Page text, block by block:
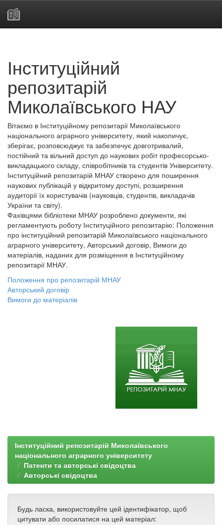
Інституційний
репозитарій
Миколаївського НАУ
Вітаємо в Інституційному репозитарії Миколаївського
національного аграрного університету, який накопичує,
зберігає, розповсюджує та забезпечує довготривалий,
постійний та вільний доступ до наукових робіт професорсько-
викладацького складу, співробітників та студентів Університету.
Інституційний репозитарій МНАУ створено для поширення
наукових публікацій у відкритому доступі, розширення
аудиторії їх користувачів (науковців, студентів, викладачів
України та світу).
Фахівцями бібліотеки МНАУ розроблено документи, які
регламентують роботу Інституційного репозитарію: Положення
про інституційний репозитарій Миколаївського національного
аграрного університету, Авторський договір, Вимоги до
матеріалів, наданих для розміщення в Інституційному
репозитарії МНАУ.
Положення про репозитарій МНАУ
Авторський договір
Вимоги до матеріалів
Інституційний репозитарій Миколаївського
національного аграрного університету
Патенти та авторські свідоцтва
Авторські свідоцтва
Будь ласка, використовуйте цей ідентифікатор, щоб
цитувати або посилатися на цей матеріал: